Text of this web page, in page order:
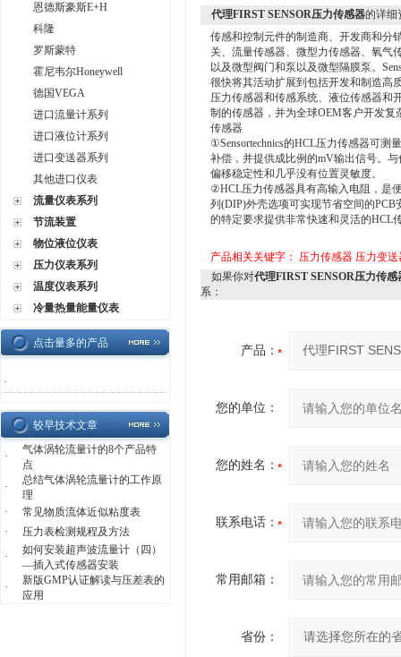
恩德斯豪斯E+H
科隆
罗斯蒙特
霍尼韦尔Honeywell
德国VEGA
进口流量计系列
进口液位计系列
进口变送器系列
其他进口仪表
流量仪表系列
节流装置
物位液位仪表
压力仪表系列
温度仪表系列
冷量热量能量仪表
点击量多的产品
·
较早技术文章
·
气体涡轮流量计的8个产品特
点
·
总结气体涡轮流量计的工作原
理
·
常见物质流体近似粘度表
·
压力表检测规程及方法
·
如何安装超声波流量计（四）
—插入式传感器安装
·
新版GMP认证解读与压差表的
应用
代理FIRST SENSOR压力传感器的详细
传感和控制元件的制造商、开发商和分
关、流量传感器、微型力传感器、氧气
以及微型阀门和泵以及微型隔膜泵。
很快将其活动扩展到包括开发和制造高
压力传感器和传感系统、液位传感器和
制的传感器，并为全球OEM客户开发复
传感器
①Sensortechnics的HCL压力传感器可测
补偿，并提供成比例的mV输出信号。
偏移稳定性和几乎没有位置灵敏度。
②HCL压力传感器具有高输入电阻，是
列(DIP)外壳选项可实现节省空间的PCB
的特定要求提供非常快速和灵活的HCL
产品相关关键字： 压力传感器 压力变送
如果你对代理FIRST SENSOR压力传感
系：
产品：
您的单位：
您的姓名：
联系电话：
常用邮箱：
省份：